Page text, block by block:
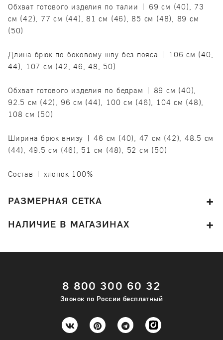
Обхват готового изделия по талии | 69 см (40), 73
см (42), 77 см (44), 81 см (46), 85 см (48), 89 см
(50)
Длина брюк по боковому шву без пояса | 106 см (40,
44), 107 см (42, 46, 48, 50)
Обхват готового изделия по бедрам | 89 см (40),
92.5 см (42), 96 см (44), 100 см (46), 104 см (48),
108 см (50)
Ширина брюк внизу | 46 см (40), 47 см (42), 48.5 см
(44), 49.5 см (46), 51 см (48), 52 см (50)
Состав | хлопок 100%
РАЗМЕРНАЯ СЕТКА
НАЛИЧИЕ В МАГАЗИНАХ
8 800 300 60 32
Звонок по России бесплатный